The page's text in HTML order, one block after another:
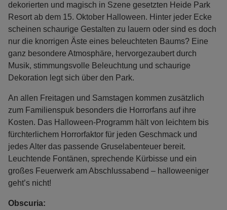
dekorierten und magisch in Szene gesetzten Heide Park
Resort ab dem 15. Oktober Halloween. Hinter jeder Ecke
scheinen schaurige Gestalten zu lauern oder sind es doch
nur die knorrigen Äste eines beleuchteten Baums? Eine
ganz besondere Atmosphäre, hervorgezaubert durch
Musik, stimmungsvolle Beleuchtung und schaurige
Dekoration legt sich über den Park.
An allen Freitagen und Samstagen kommen zusätzlich
zum Familienspuk besonders die Horrorfans auf ihre
Kosten. Das Halloween-Programm hält von leichtem bis
fürchterlichem Horrorfaktor für jeden Geschmack und
jedes Alter das passende Gruselabenteuer bereit.
Leuchtende Fontänen, sprechende Kürbisse und ein
großes Feuerwerk am Abschlussabend – halloweeniger
geht’s nicht!
Obscuria: